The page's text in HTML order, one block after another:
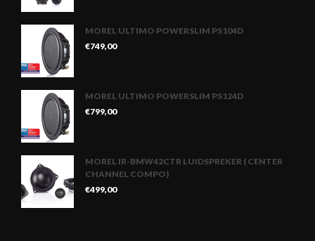
MOREL ULTIMO POWERSLIM PS104D
€749,00
MOREL ULTIMO POWERSLIM PS124D
€799,00
MOREL IR-BMW42CTR LUIDSPREKER ( CENTER
CHANNEL COMPO)
€499,00